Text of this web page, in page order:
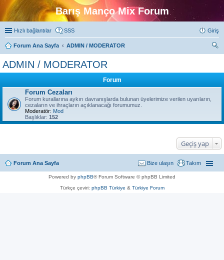
Barış Manço Mix Forum
Hızlı bağlantılar SSS Giriş
Forum Ana Sayfa
ADMIN / MODERATOR
ADMIN / MODERATOR
Forum
Forum Cezaları
Forum kurallarına aykırı davranışlarda bulunan üyelerimize verilen uyarıların,
cezaların ve ihraçların açıklanacağı forumumuz.
Moderatör: Mod
Başlıklar: 152
Geçiş yap
Forum Ana Sayfa Takım
Bize ulaşın
Powered by phpBB® Forum Software © phpBB Limited
Türkçe çeviri: phpBB Türkiye & Türkiye Forum